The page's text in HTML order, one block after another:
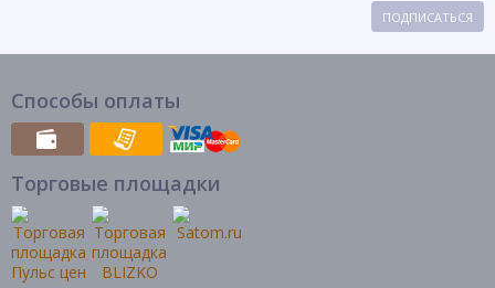
ПОДПИСАТЬСЯ
Способы оплаты
Торговые площадки